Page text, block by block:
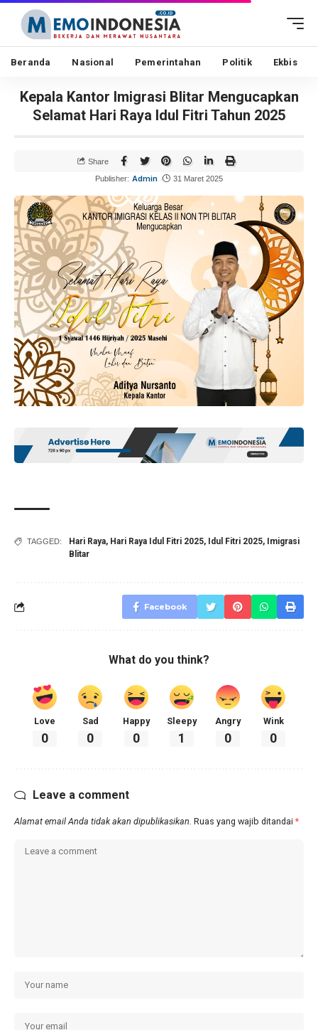
Beranda Nasional Pemerintahan Politik Ekbis
Kepala Kantor Imigrasi Blitar Mengucapkan
Selamat Hari Raya Idul Fitri Tahun 2025
Publisher: Admin 31 Maret 2025
Share
TAGGED: Hari Raya, Hari Raya Idul Fitri 2025, Idul Fitri 2025, Imigrasi
Blitar
Facebook
What do you think?
Love
0
Sad
0
Happy
0
Sleepy
1
Angry
0
Wink
0
Leave a comment
Alamat email Anda tidak akan dipublikasikan. Ruas yang wajib ditandai *